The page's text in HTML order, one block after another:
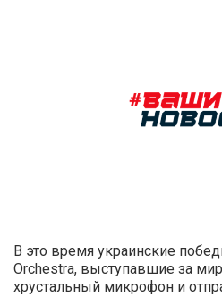
В это время украинские
Orchestra, выступавшие за
хрустальный микрофон и